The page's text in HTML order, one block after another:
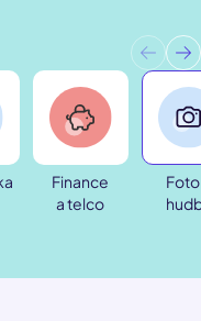
Finance
a telco